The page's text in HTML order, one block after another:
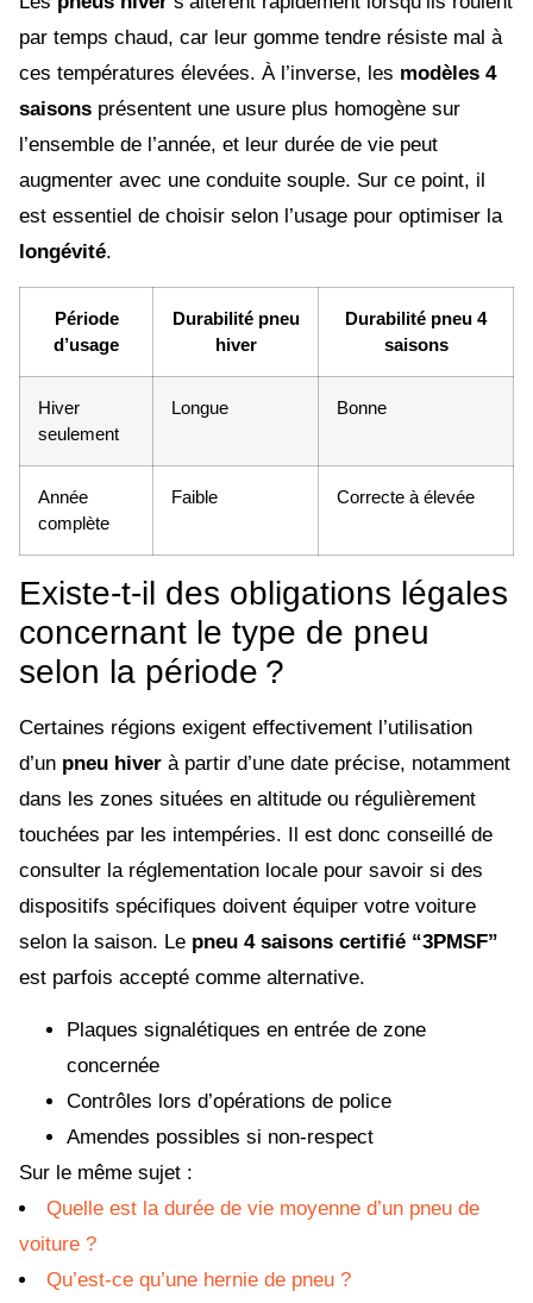
par temps chaud, car leur gomme tendre résiste mal à
ces températures élevées. À l’inverse, les modèles 4
saisons présentent une usure plus homogène sur
l’ensemble de l’année, et leur durée de vie peut
augmenter avec une conduite souple. Sur ce point, il
est essentiel de choisir selon l’usage pour optimiser la
longévité.
Période
d’usage
Durabilité pneu
hiver
Durabilité pneu 4
saisons
Hiver
seulement
Longue Bonne
Année
complète
Faible Correcte à élevée
Existe-t-il des obligations légales
concernant le type de pneu
selon la période ?
Certaines régions exigent effectivement l’utilisation
d’un pneu hiver à partir d’une date précise, notamment
dans les zones situées en altitude ou régulièrement
touchées par les intempéries. Il est donc conseillé de
consulter la réglementation locale pour savoir si des
dispositifs spécifiques doivent équiper votre voiture
selon la saison. Le pneu 4 saisons certifié “3PMSF”
est parfois accepté comme alternative.
Plaques signalétiques en entrée de zone
concernée
Contrôles lors d’opérations de police
Amendes possibles si non-respect
Sur le même sujet :
Quelle est la durée de vie moyenne d’un pneu de
voiture ?
Qu’est-ce qu’une hernie de pneu ?